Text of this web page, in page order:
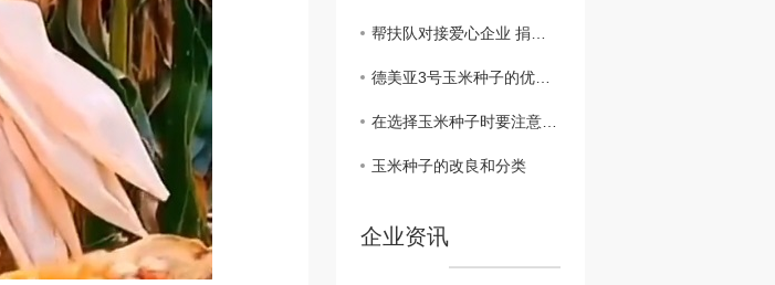
帮扶队对接爱心企业 捐赠玉米种子助春播
德美亚3号玉米种子的优势与注意事项
在选择玉米种子时要注意什么？
玉米种子的改良和分类
企业资讯